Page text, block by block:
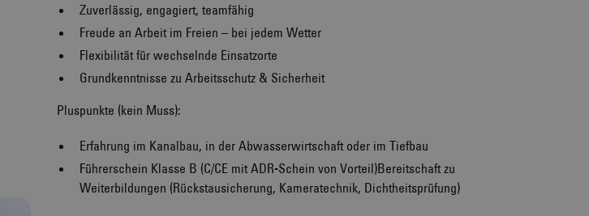
Zuverlässig, engagiert, teamfähig
Freude an Arbeit im Freien – bei jedem Wetter
Flexibilität für wechselnde Einsatzorte
Grundkenntnisse zu Arbeitsschutz & Sicherheit
Pluspunkte (kein Muss):
Erfahrung im Kanalbau, in der Abwasserwirtschaft oder im Tiefbau
Führerschein Klasse B (C/CE mit ADR-Schein von Vorteil)Bereitschaft zu
Weiterbildungen (Rückstausicherung, Kameratechnik, Dichtheitsprüfung)